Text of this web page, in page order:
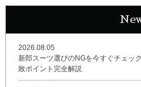
2026.08.05
新郎スーツ選びのNGを今すぐチェッ
敗ポイント完全解説